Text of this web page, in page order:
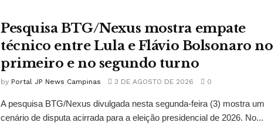
Pesquisa BTG/Nexus mostra empate
técnico entre Lula e Flávio Bolsonaro no
primeiro e no segundo turno
by Portal JP News Campinas 3 DE AGOSTO DE 2026 0
A pesquisa BTG/Nexus divulgada nesta segunda-feira (3) mostra um
cenário de disputa acirrada para a eleição presidencial de 2026. No...